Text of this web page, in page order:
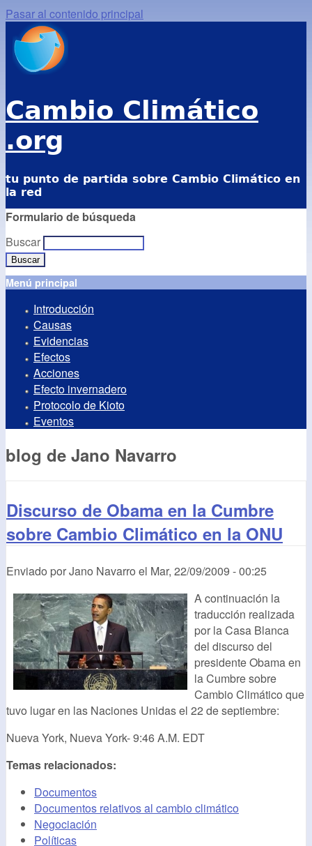
Pasar al contenido principal
Cambio Climático
.org
tu punto de partida sobre Cambio Climático en
la red
Formulario de búsqueda
Buscar
Menú principal
Introducción
Causas
Evidencias
Efectos
Acciones
Efecto invernadero
Protocolo de Kioto
Eventos
blog de Jano Navarro
Discurso de Obama en la Cumbre
sobre Cambio Climático en la ONU
Enviado porJano Navarro el Mar, 22/09/2009 - 00:25
A continuación la
traducción realizada
por la Casa Blanca
del discurso del
presidente Obama en
la Cumbre sobre
Cambio Climático que
tuvo lugar en las Naciones Unidas el 22 de septiembre:
Nueva York, Nueva York- 9:46 A.M. EDT
Temas relacionados:
Documentos
Documentos relativos al cambio climático
Negociación
Políticas